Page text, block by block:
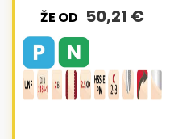
ŽE OD 50,21 €